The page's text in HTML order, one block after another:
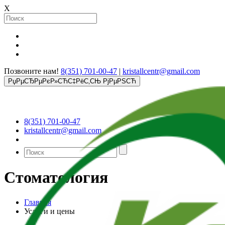
X
Позвоните нам! 8(351) 701-00-47 | kristallcentr@gmail.com
РџРµСЂРµРєР»СЋС‡РёС‚СЊ РјРµРЅСЋ
8(351) 701-00-47
kristallcentr@gmail.com
Стоматология
Главная
Услуги и цены